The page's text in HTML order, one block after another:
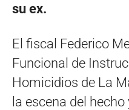
su ex.
El fiscal Federico
Funcional de
Homicidios de La
la escena del